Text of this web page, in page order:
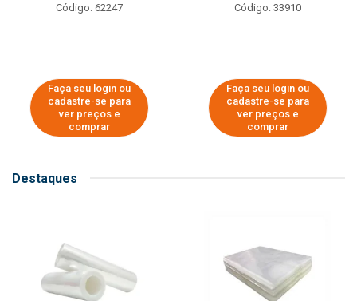
Código: 62247
Faça seu login ou
cadastre-se para
ver preços e
comprar
Código: 33910
Faça seu login ou
cadastre-se para
ver preços e
comprar
Destaques